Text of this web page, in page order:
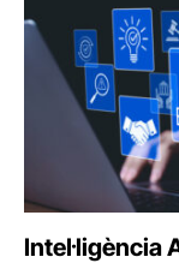
Intel·ligència